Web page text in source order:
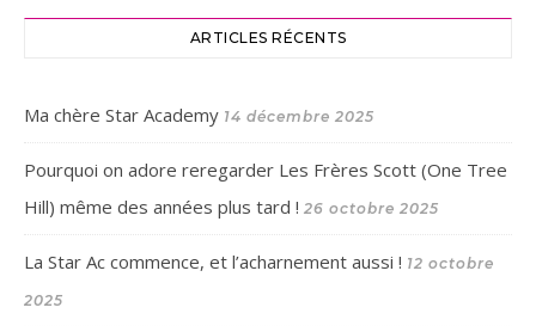
ARTICLES RÉCENTS
Ma chère Star Academy 14 décembre 2025
Pourquoi on adore reregarder Les Frères Scott (One Tree
Hill) même des années plus tard ! 26 octobre 2025
La Star Ac commence, et l’acharnement aussi ! 12 octobre
2025